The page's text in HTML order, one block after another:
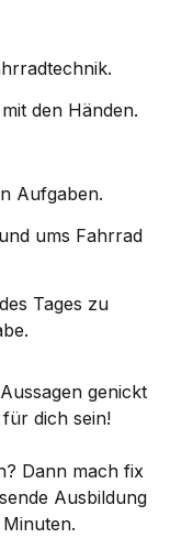
den Händen.
Aufgaben.
ums Fahrrad
Tages zu
genickt
dich sein!
Dann mach fix
Ausbildung